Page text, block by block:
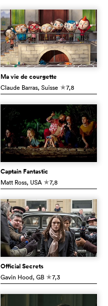
Ma vie de courgette
Claude Barras, Suisse c7,8
Captain Fantastic
Matt Ross, USA c7,8
Official Secrets
Gavin Hood, GB c7,3